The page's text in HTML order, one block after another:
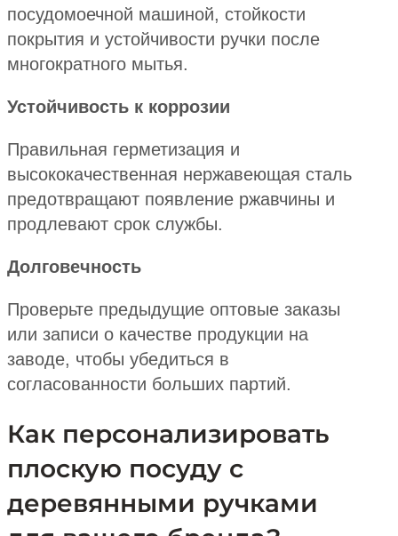
посудомоечной машиной, стойкости
покрытия и устойчивости ручки после
многократного мытья.
Устойчивость к коррозии
Правильная герметизация и
высококачественная нержавеющая сталь
предотвращают появление ржавчины и
продлевают срок службы.
Долговечность
Проверьте предыдущие оптовые заказы
или записи о качестве продукции на
заводе, чтобы убедиться в
согласованности больших партий.
Как персонализировать
плоскую посуду с
деревянными ручками